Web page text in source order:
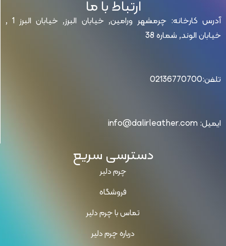
ارتباط با ما
آدرس کارخانه: چرمشهر ورامین, خیابان البرز, خیابان البرز 1 ,
خیابان الوند, شماره 38
تلفن:02136770700
ایمیل: info@dalirleather.com
دسترسی سریع
چرم دلیر
فروشگاه
تماس با چرم دلیر
درباره چرم دلیر